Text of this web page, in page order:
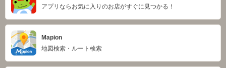
アプリならお気に入りのお店がすぐに見つかる！
Mapion
地図検索・ルート検索